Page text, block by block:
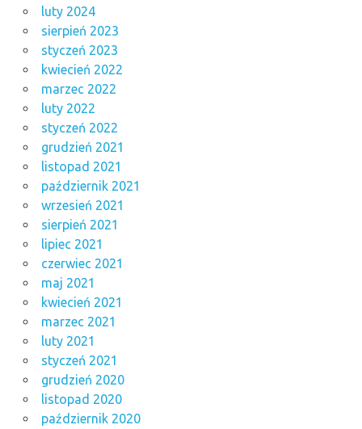
luty 2024
sierpień 2023
styczeń 2023
kwiecień 2022
marzec 2022
luty 2022
styczeń 2022
grudzień 2021
listopad 2021
październik 2021
wrzesień 2021
sierpień 2021
lipiec 2021
czerwiec 2021
maj 2021
kwiecień 2021
marzec 2021
luty 2021
styczeń 2021
grudzień 2020
listopad 2020
październik 2020